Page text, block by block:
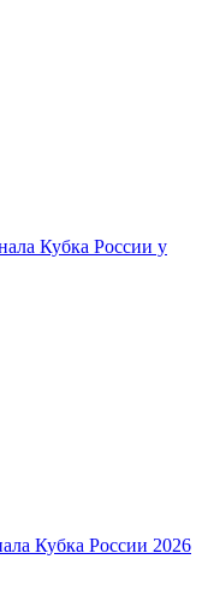
Кубка России у
Кубка России 2026